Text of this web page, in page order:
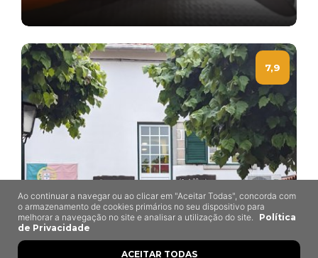
7,9
Ao continuar a navegar ou ao clicar em "Aceitar Todas", concorda com
o armazenamento de cookies primários no seu dispositivo para
melhorar a navegação no site e analisar a utilização do site.
Política
de Privacidade
ACEITAR TODAS